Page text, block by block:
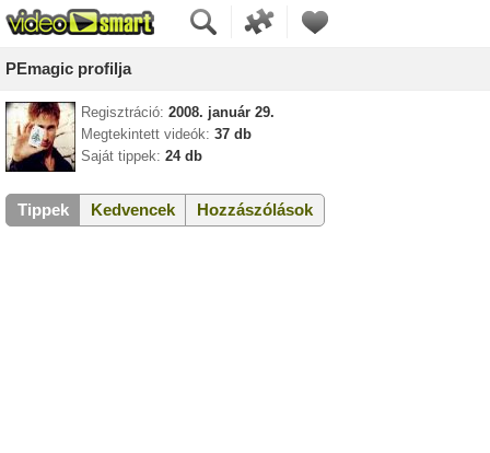
PEmagic profilja
Regisztráció: 2008. január 29.
Megtekintett videók: 37 db
Saját tippek: 24 db
Tippek Kedvencek Hozzászólások